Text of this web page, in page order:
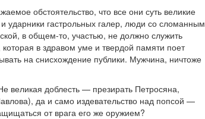
обстоятельство, что все они суть великие
ударники гастрольных галер, люди со сломанным
в общем-то, участью, не должно служить
в здравом уме и твердой памяти поет
на снисхождение публики. Мужчина, ничтоже
великая доблесть — презирать Петросяна,
да и само издевательство над попсой —
от врага его же оружием?